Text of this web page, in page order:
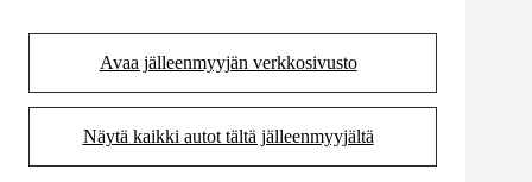
Avaa jälleenmyyjän verkkosivusto
(Aukeaa uudessa välilehdessä)
Näytä kaikki autot tältä jälleenmyyjältä
(Aukeaa uudessa välilehdessä)